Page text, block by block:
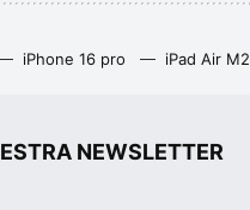
iPhone 16 pro iPad Air
NEWSLETTER